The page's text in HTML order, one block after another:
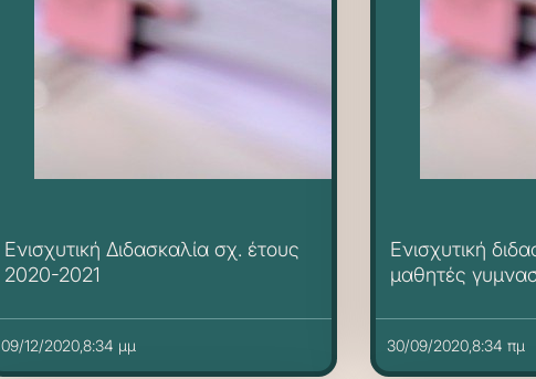
Ενισχυτική Διδασκαλία σχ. έτους
2020-2021
09/12/2020,8:34 μμ
Ενισχυτική
μαθητές
30/09/2020,8:34 πμ